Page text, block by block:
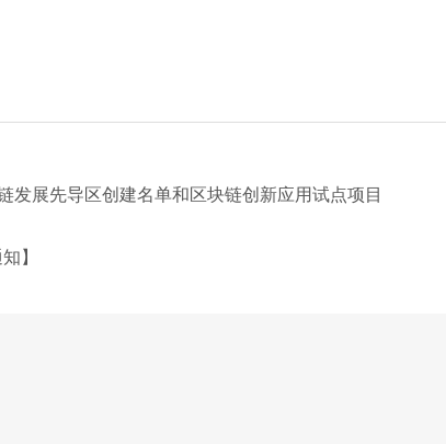
发展先导区创建名单和区块链创新应用试点项目
】